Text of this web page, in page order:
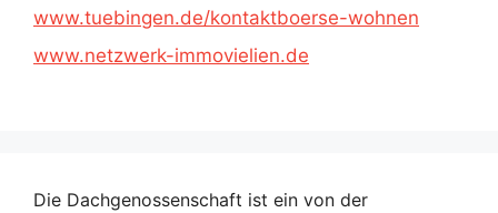
www.tuebingen.de/kontaktboerse-wohnen
www.netzwerk-immovielien.de
Die Dachgenossenschaft ist ein von der